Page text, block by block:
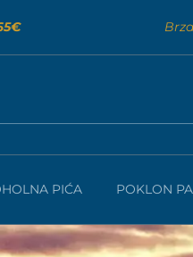
PIĆA POKLON